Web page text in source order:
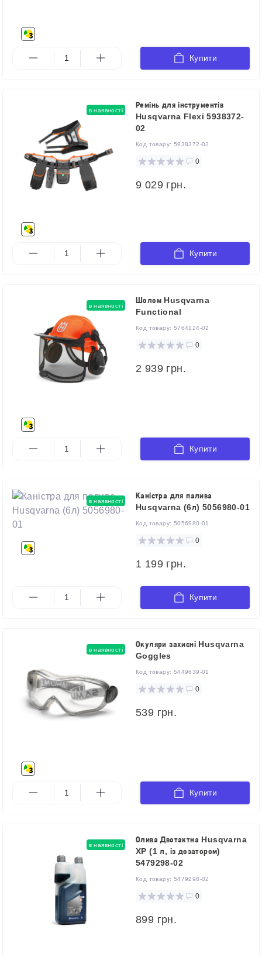
Купити
в наявності
Ремінь для інструментів
Husqvarna Flexi 5938372-
02
Код товару: 5938372-02
0
9 029 грн.
Купити
в наявності
Шолом Husqvarna
Functional
Код товару: 5764124-02
0
2 939 грн.
Купити
в наявності
Каністра для палива
Husqvarna (6л) 5056980-01
Код товару: 5056980-01
0
1 199 грн.
Купити
в наявності
Окуляри захисні Husqvarna
Goggles
Код товару: 5449639-01
0
539 грн.
Купити
в наявності
Олива Двотактна Husqvarna
XP (1 л, із дозатором)
5479298-02
Код товару: 5479298-02
0
899 грн.